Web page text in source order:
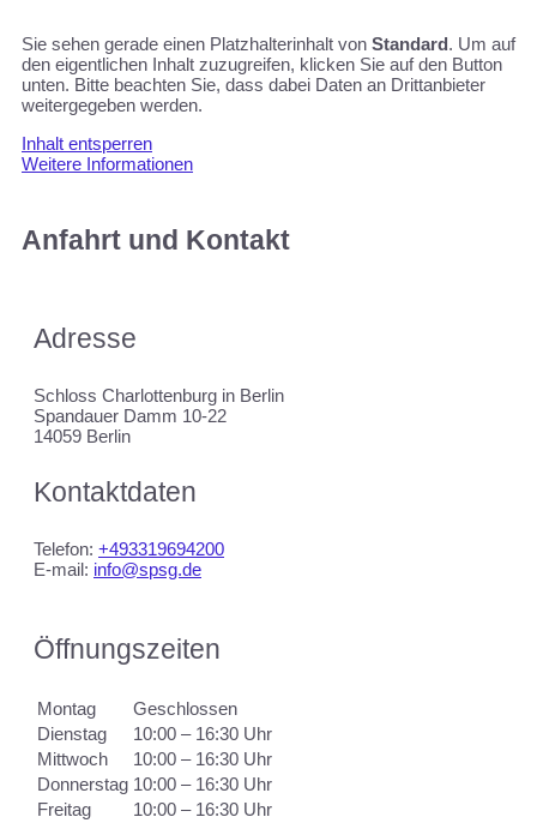
Sie sehen gerade einen Platzhalterinhalt von Standard. Um auf
den eigentlichen Inhalt zuzugreifen, klicken Sie auf den Button
unten. Bitte beachten Sie, dass dabei Daten an Drittanbieter
weitergegeben werden.
Inhalt entsperren
Weitere Informationen
Anfahrt und Kontakt
Adresse
Schloss Charlottenburg in Berlin
Spandauer Damm 10-22
14059 Berlin
Kontaktdaten
Telefon: +493319694200
E-mail: info@spsg.de
Öffnungszeiten
Montag
Geschlossen
Dienstag
10:00 – 16:30 Uhr
Mittwoch
10:00 – 16:30 Uhr
Donnerstag 10:00 – 16:30 Uhr
Freitag
10:00 – 16:30 Uhr